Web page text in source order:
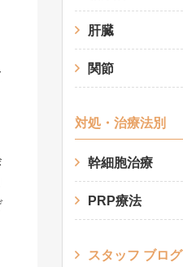
肝臓
関節
対処・治療法別
幹細胞治療
PRP療法
スタッフ ブログ